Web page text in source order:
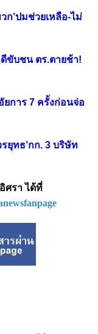
ก’ปมช่วยเหลือ-ไม่
ขับชน ตร.ตายช้า!
ยการ 7 ครั้งก่อนจ่อ
รยุทธ’กก. 3 บริษัท
ศรา ได้ที่